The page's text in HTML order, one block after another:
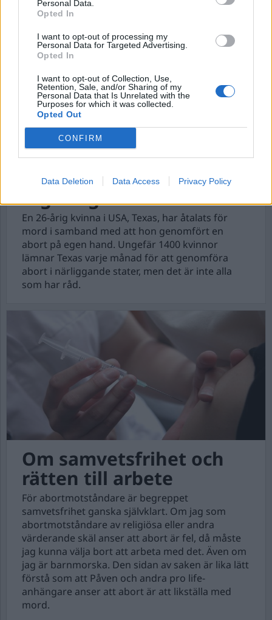
Personal Data.
Opted In
I want to opt-out of processing my
Personal Data for Targeted Advertising.
Opted In
I want to opt-out of Collection, Use,
Retention, Sale, and/or Sharing of my
Personal Data that Is Unrelated with the
Purposes for which it was collected.
Opted Out
CONFIRM
Data Deletion Data Access Privacy Policy
Vad händer med
kvinnors rättigheter om
KD och SD ingår i en
regering?
En 26-årig kvinna i USA, Texas, har åtalats för
mord i samband med att hon genomfört en
abort på egen hand. Ungefär 1400 kvinnor
lämnar Texas varje månad för att genomföra
abort i närliggande stater, men det är inte alla
som har råd.
Om samvetsfrihet och
rätten till arbete
För abortmotståndare är begreppet
samvetsfrihet ganska självklart. Om jag som
abortmotståndare av religiösa eller andra
värderande skäl anser att abort är fel, då måste
jag kunna välja bort att arbeta med det. Även om
jag är barnmorska. Den sidan av saken är lika lätt
förstå som att Påven och andra pro life-
anhängare anser att abort är att likställa med
mord.